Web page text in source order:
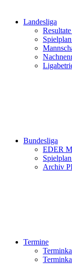
Landesliga
Bundesliga
EDER
Archiv
Termine